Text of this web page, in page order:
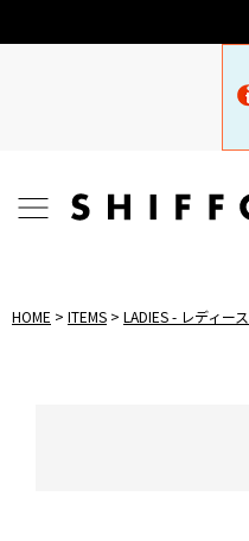
HOME ITEMS LADIES - レディー